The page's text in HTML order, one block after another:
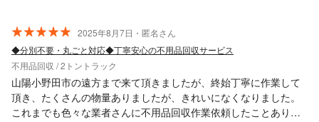
2025年8月7日・匿名さん
◆分別不要・丸ごと対応◆丁寧安心の不用品回収サービス
不用品回収 / 2トントラック
山陽小野田市の遠方まで来て頂きましたが、終始丁寧に作業して
頂き、たくさんの物量ありましたが、きれいになくなりました。
これまでも色々な業者さんに不用品回収作業依頼したことありま